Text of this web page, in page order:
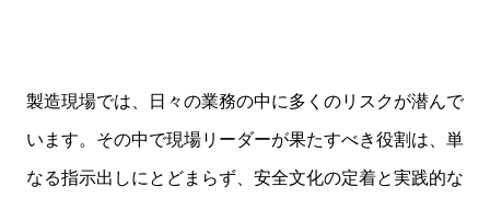
製造現場では、日々の業務の中に多くのリスクが潜んで
います。その中で現場リーダーが果たすべき役割は、単
なる指示出しにとどまらず、安全文化の定着と実践的な